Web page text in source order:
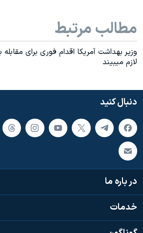
مطالب مرتبط
وزير بهداشت آمريکا اقدام فوری برای مقابله
لازم ميبيند
دنبال کنید
در باره ما
خدمات